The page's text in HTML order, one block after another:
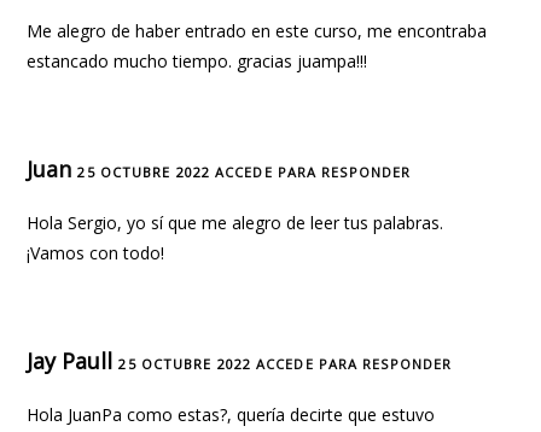
Me alegro de haber entrado en este curso, me encontraba
estancado mucho tiempo. gracias juampa!!!
Juan 25 OCTUBRE 2022 ACCEDE PARA RESPONDER
Hola Sergio, yo sí que me alegro de leer tus palabras.
¡Vamos con todo!
Jay Paull25 OCTUBRE 2022 ACCEDE PARA RESPONDER
Hola JuanPa como estas?, quería decirte que estuvo